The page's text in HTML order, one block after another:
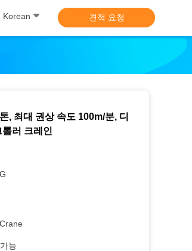
Korean 견적 요청
, 최대 권상 속도 100m/분, 디
러 크레인
능